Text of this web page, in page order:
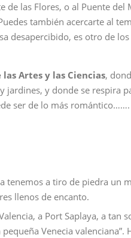
de las Flores, o al Puente del
también acercarte al
desapercibido, es otro de
las Artes y las Ciencias,
jardines, y donde se respira
ser de lo más romántico…….
tenemos a tiro de piedra un
llenos de encanto.
a Port Saplaya, a tan
Venecia valenciana”.